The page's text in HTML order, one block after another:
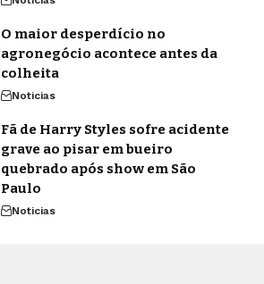
O maior desperdício no
agronegócio acontece antes da
colheita
Noticias
Fã de Harry Styles sofre acidente
grave ao pisar em bueiro
quebrado após show em São
Paulo
Noticias